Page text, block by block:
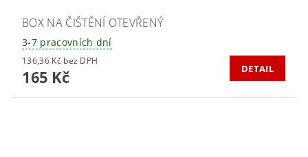
BOX NA ČIŠTĚNÍ OTEVŘENÝ
3-7 pracovních dní
136,36 Kč bez DPH
165 Kč DETAIL